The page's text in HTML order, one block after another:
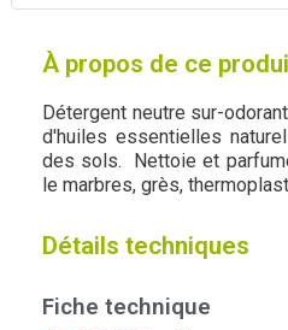
À propos de ce
Détergent neutre sur-
d'huiles essentielles
des sols. Nettoie et
le marbres, grès,
Détails techniques
Fiche technique